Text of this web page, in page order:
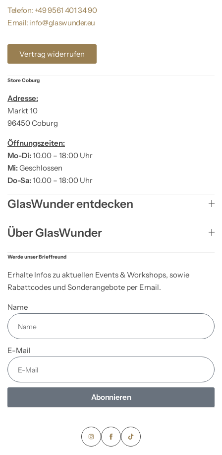
Telefon: +49 9561 401 34 90
Email: info@glaswunder.eu
Vertrag widerrufen
Store Coburg
Adresse:
Markt 10
96450 Coburg
Öffnungszeiten:
Mo-Di:10.00 – 18:00 Uhr
Mi:Geschlossen
Do-Sa:10.00 – 18:00 Uhr
GlasWunder entdecken
Über GlasWunder
Werde unser Brieffreund
Erhalte Infos zu aktuellen Events & Workshops, sowie
Rabattcodes und Sonderangebote per Email.
Name
E-Mail
Abonnieren